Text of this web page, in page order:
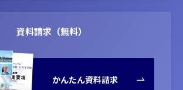
資料請求（無料）
かんたん資料請求